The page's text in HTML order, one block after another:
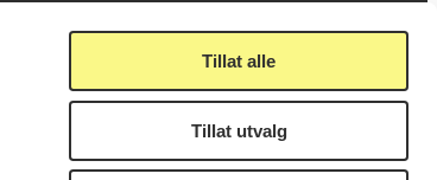
Tillat alle
Tillat utvalg